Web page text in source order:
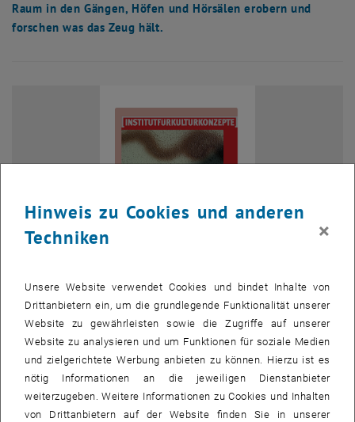
Raum in den Gängen, Höfen und Hörsälen erobern und
forschen was das Zeug hält.
Kinder für Technik und Naturwissenschaften begeistern.
Kinder für Technik und Naturwissenschaften begeistern.
Startpunkt ist die Begrüßung durch Vizerektor Kaiser um 10:30
Uhr vor der kleinen Aula der TU Wien(Seiteneingang bei der
Hinweis zu Cookies und anderen
Techniken
×
Unsere Website verwendet Cookies und bindet Inhalte von
Drittanbietern ein, um die grundlegende Funktionalität unserer
Website zu gewährleisten sowie die Zugriffe auf unserer
Website zu analysieren und um Funktionen für soziale Medien
und zielgerichtete Werbung anbieten zu können. Hierzu ist es
nötig Informationen an die jeweiligen Dienstanbieter
weiterzugeben. Weitere Informationen zu Cookies und Inhalten
von Drittanbietern auf der Website finden Sie in unserer